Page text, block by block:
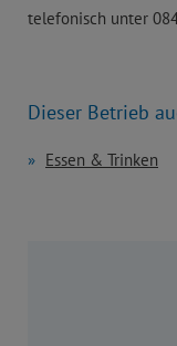
telefonisch unter
Dieser Betrieb
Essen & Trinken